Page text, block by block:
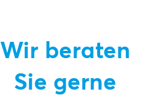
Wir beraten
Sie gerne